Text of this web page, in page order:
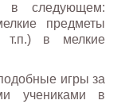
в следующем:
предметы
т.п.) в мелкие
игры за
учениками в